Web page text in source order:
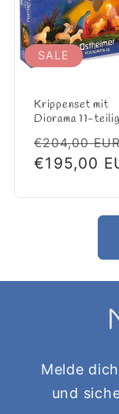
SALE
Krippenset mit
Diorama 11-teilig
Normaler
Preis
€204,00
€195,00
Melde
und